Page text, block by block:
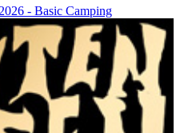
- Basic Camping